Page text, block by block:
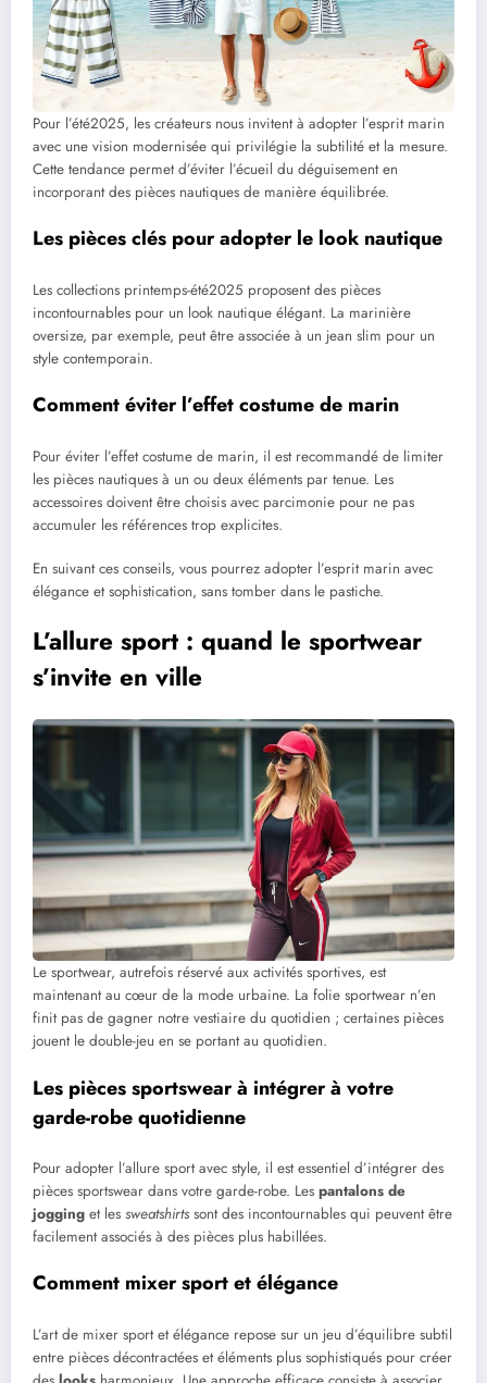
Pour l’été2025, les créateurs nous invitent à adopter l’esprit marin
avec une vision modernisée qui privilégie la subtilité et la mesure.
Cette tendance permet d’éviter l’écueil du déguisement en
incorporant des pièces nautiques de manière équilibrée.
Les pièces clés pour adopter le look nautique
Les collections printemps-été2025 proposent des pièces
incontournables pour un look nautique élégant. La marinière
oversize, par exemple, peut être associée à un jean slim pour un
style contemporain.
Comment éviter l’effet costume de marin
Pour éviter l’effet costume de marin, il est recommandé de limiter
les pièces nautiques à un ou deux éléments par tenue. Les
accessoires doivent être choisis avec parcimonie pour ne pas
accumuler les références trop explicites.
En suivant ces conseils, vous pourrez adopter l’esprit marin avec
élégance et sophistication, sans tomber dans le pastiche.
L’allure sport : quand le sportwear
s’invite en ville
Le sportwear, autrefois réservé aux activités sportives, est
maintenant au cœur de la mode urbaine. La folie sportwear n’en
finit pas de gagner notre vestiaire du quotidien ; certaines pièces
jouent le double-jeu en se portant au quotidien.
Les pièces sportswear à intégrer à votre
garde-robe quotidienne
Pour adopter l’allure sport avec style, il est essentiel d’intégrer des
pièces sportswear dans votre garde-robe. Les pantalons de
jogging et les sweatshirts sont des incontournables qui peuvent être
facilement associés à des pièces plus habillées.
Comment mixer sport et élégance
L’art de mixer sport et élégance repose sur un jeu d’équilibre subtil
entre pièces décontractées et éléments plus sophistiqués pour créer